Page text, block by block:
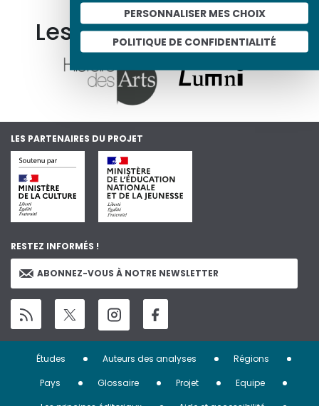
PERSONNALISER MES CHOIX
POLITIQUE DE CONFIDENTIALITÉ
Les autres ressources
LES PARTENAIRES DU PROJET
RESTEZ INFORMÉS !
ABONNEZ-VOUS À NOTRE NEWSLETTER
Menu
Pied
Études Auteurs des analyses
Régions
Pays
Glossaire Projet
Equipe